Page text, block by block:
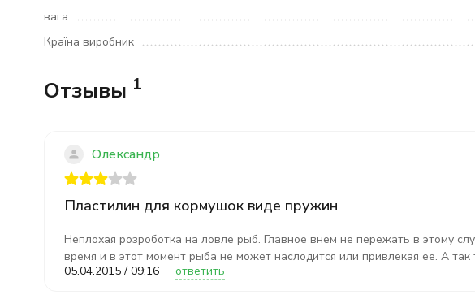
вага
Країна виробник
Отзывы 1
Олександр
Пластилин для кормушок виде пружин
Неплохая розроботка на ловле рыб. Главное внем не пережать в этому
время и в этот момент рыба не может наслодится или привлекая ее. А
05.04.2015 / 09:16
ответить